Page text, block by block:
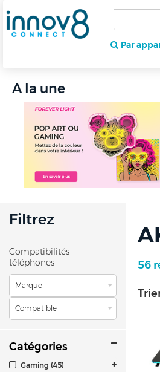
Par
A la une
Filtrez
Compatibilités
téléphones
Marque
Compatible
Catégories
Gaming (45)
56